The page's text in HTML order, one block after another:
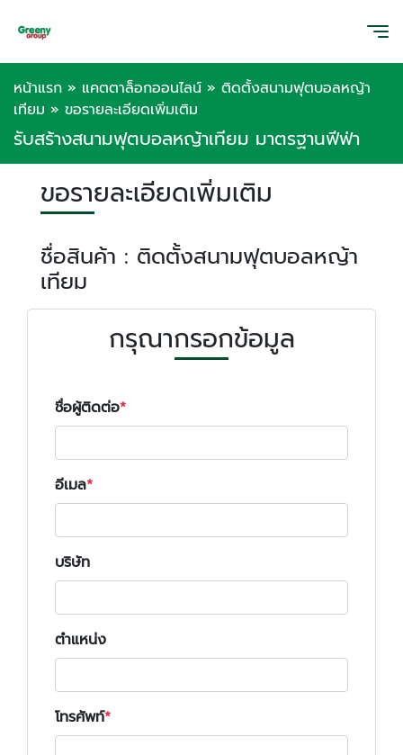
หน้าแรก » แคตตาล็อกออนไลน์ » ติดตั้งสนามฟุตบอลหญ้า
เทียม » ขอรายละเอียดเพิ่มเติม
รับสร้างสนามฟุตบอลหญ้าเทียม มาตรฐานฟีฟ่า
ขอรายละเอียดเพิ่มเติม
ชื่อสินค้า : ติดตั้งสนามฟุตบอลหญ้า
เทียม
กรุณากรอกข้อมูล
ชื่อผู้ติดต่อ
อีเมล
บริษัท
ตำแหน่ง
โทรศัพท์